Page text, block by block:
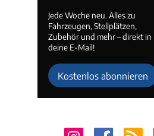
Jede Woche neu. Alles zu
Fahrzeugen, Stellplätzen,
Zubehör und mehr – direkt in
deine E-Mail!
Kostenlos abonnieren